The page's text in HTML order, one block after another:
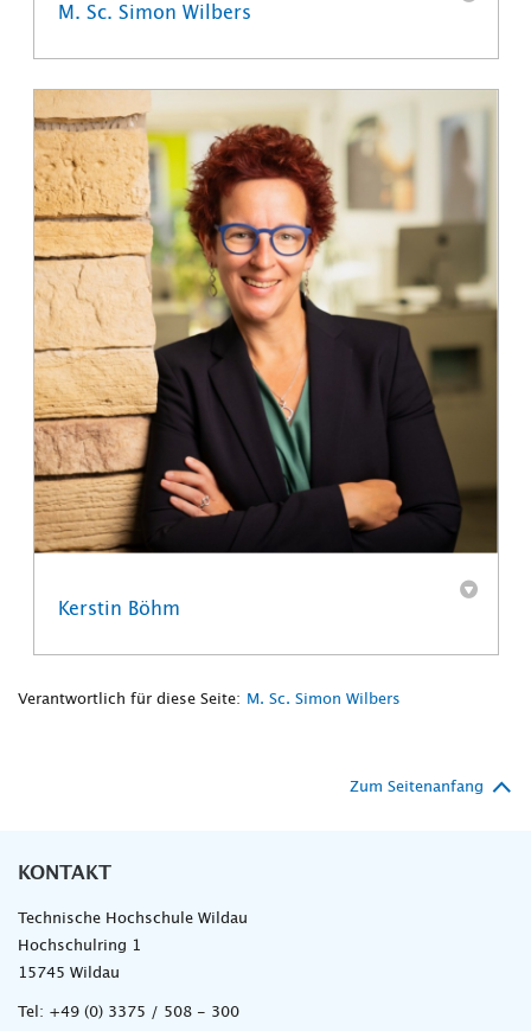
M. Sc. Simon Wilbers
Kerstin Böhm
Verantwortlich für diese Seite: M. Sc. Simon Wilbers
Zum Seitenanfang
KONTAKT
Technische Hochschule Wildau
Hochschulring 1
15745 Wildau
Tel: +49 (0) 3375 / 508 - 300